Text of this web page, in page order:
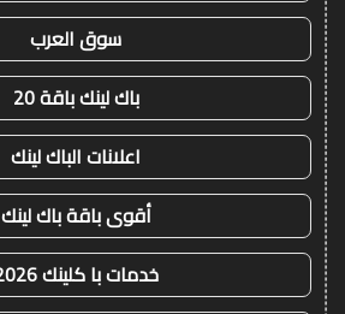
سوق العرب
باك لينك باقة 20
اعلانات الباك لينك
أقوى باقة باك لينك
خدمات با كلينك 2026